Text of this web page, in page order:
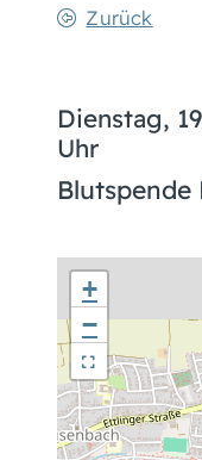
Zurück
Dienstag,
Uhr
Blutspende
+
−